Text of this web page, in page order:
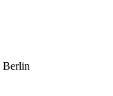
Berlin